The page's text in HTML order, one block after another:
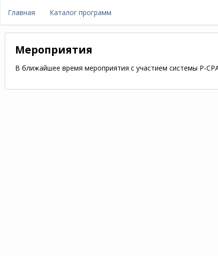
Главная Каталог программ
Мероприятия
В ближайшее время мероприятия с участием системы P-